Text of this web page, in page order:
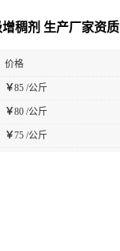
稠剂 生产厂家资质
价格
￥85 /公斤
￥80 /公斤
￥75 /公斤